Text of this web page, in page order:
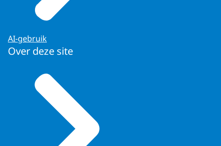
AI-gebruik
Over deze site